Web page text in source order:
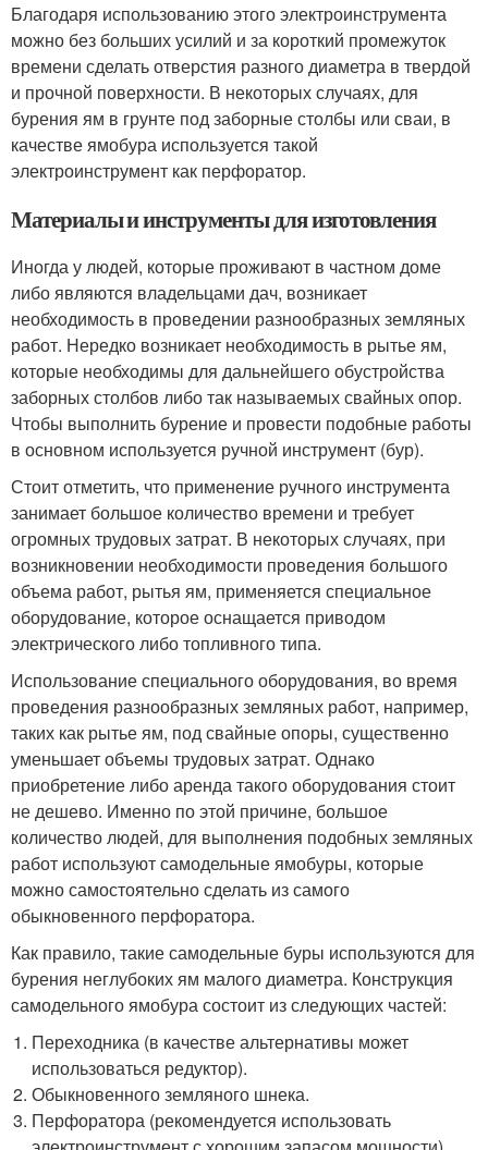
Благодаря использованию этого электроинструмента
можно без больших усилий и за короткий промежуток
времени сделать отверстия разного диаметра в твердой
и прочной поверхности. В некоторых случаях, для
бурения ям в грунте под заборные столбы или сваи, в
качестве ямобура используется такой
электроинструмент как перфоратор.
Материалы и инструменты для изготовления
Иногда у людей, которые проживают в частном доме
либо являются владельцами дач, возникает
необходимость в проведении разнообразных земляных
работ. Нередко возникает необходимость в рытье ям,
которые необходимы для дальнейшего обустройства
заборных столбов либо так называемых свайных опор.
Чтобы выполнить бурение и провести подобные работы
в основном используется ручной инструмент (бур).
Стоит отметить, что применение ручного инструмента
занимает большое количество времени и требует
огромных трудовых затрат. В некоторых случаях, при
возникновении необходимости проведения большого
объема работ, рытья ям, применяется специальное
оборудование, которое оснащается приводом
электрического либо топливного типа.
Использование специального оборудования, во время
проведения разнообразных земляных работ, например,
таких как рытье ям, под свайные опоры, существенно
уменьшает объемы трудовых затрат. Однако
приобретение либо аренда такого оборудования стоит
не дешево. Именно по этой причине, большое
количество людей, для выполнения подобных земляных
работ используют самодельные ямобуры, которые
можно самостоятельно сделать из самого
обыкновенного перфоратора.
Как правило, такие самодельные буры используются для
бурения неглубоких ям малого диаметра. Конструкция
самодельного ямобура состоит из следующих частей:
Переходника (в качестве альтернативы может
использоваться редуктор).
Обыкновенного земляного шнека.
Перфоратора (рекомендуется использовать